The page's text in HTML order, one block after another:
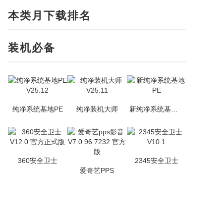
本类月下载排名
装机必备
纯净系统基地PE 纯净装机大师 新纯净系统基地PE
360安全卫士
爱奇艺PPS
2345安全卫士